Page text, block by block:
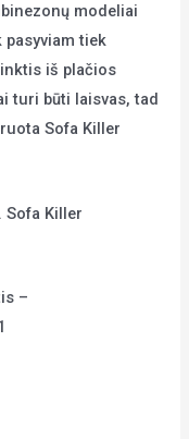
modeliai
tiek
iš plačios
turi būti laisvas, tad
Sofa Killer
Sofa Killer
–